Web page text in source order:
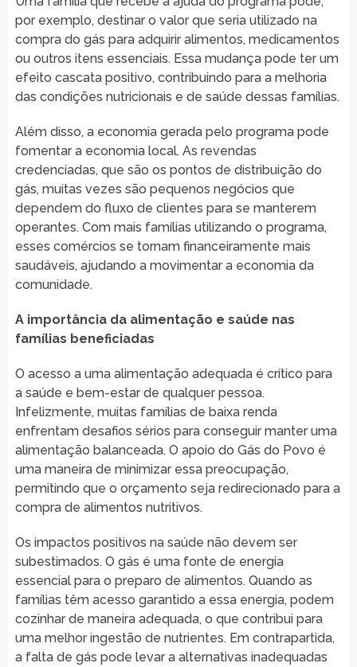
por exemplo, destinar o valor que seria utilizado na
compra do gás para adquirir alimentos, medicamentos
ou outros itens essenciais. Essa mudança pode ter um
efeito cascata positivo, contribuindo para a melhoria
das condições nutricionais e de saúde dessas famílias.
Além disso, a economia gerada pelo programa pode
fomentar a economia local. As revendas
credenciadas, que são os pontos de distribuição do
gás, muitas vezes são pequenos negócios que
dependem do fluxo de clientes para se manterem
operantes. Com mais famílias utilizando o programa,
esses comércios se tornam financeiramente mais
saudáveis, ajudando a movimentar a economia da
comunidade.
A importância da alimentação e saúde nas
famílias beneficiadas
O acesso a uma alimentação adequada é crítico para
a saúde e bem-estar de qualquer pessoa.
Infelizmente, muitas famílias de baixa renda
enfrentam desafios sérios para conseguir manter uma
alimentação balanceada. O apoio do Gás do Povo é
uma maneira de minimizar essa preocupação,
permitindo que o orçamento seja redirecionado para a
compra de alimentos nutritivos.
Os impactos positivos na saúde não devem ser
subestimados. O gás é uma fonte de energia
essencial para o preparo de alimentos. Quando as
famílias têm acesso garantido a essa energia, podem
cozinhar de maneira adequada, o que contribui para
uma melhor ingestão de nutrientes. Em contrapartida,
a falta de gás pode levar a alternativas inadequadas